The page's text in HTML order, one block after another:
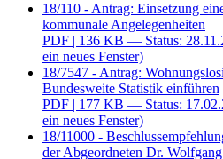
18/110 - Antrag: Einsetzung
kommunale Angelegenheiten
PDF | 136 KB — Status:
ein neues Fenster)
18/7547 - Antrag:
Bundesweite Statistik einführen
PDF | 177 KB — Status:
ein neues Fenster)
18/11000 -
der Abgeordneten Dr.